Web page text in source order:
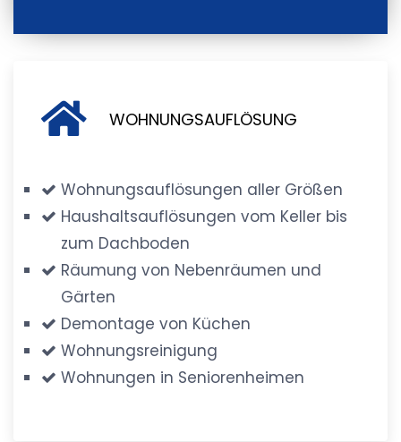
WOHNUNGSAUFLÖSUNG
Wohnungsauflösungen aller Größen
Haushaltsauflösungen vom Keller bis
zum Dachboden
Räumung von Nebenräumen und
Gärten
Demontage von Küchen
Wohnungsreinigung
Wohnungen in Seniorenheimen